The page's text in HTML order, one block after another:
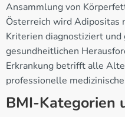
Ansammlung von
Österreich wird Adipositas
Kriterien diagnostiziert
gesundheitlichen
Erkrankung betrifft alle
professionelle
BMI-Kategorien